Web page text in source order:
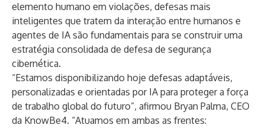
elemento humano em violações, defesas mais
inteligentes que tratem da interação entre humanos e
agentes de IA são fundamentais para se construir uma
estratégia consolidada de defesa de segurança
cibernética.
“Estamos disponibilizando hoje defesas adaptáveis,
personalizadas e orientadas por IA para proteger a força
de trabalho global do futuro”, afirmou Bryan Palma, CEO
da KnowBe4. “Atuamos em ambas as frentes: